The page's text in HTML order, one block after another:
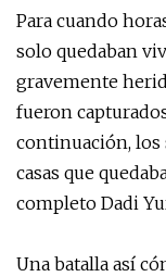
Para cuando
solo quedaban
gravemente
fueron
continuación, los
casas que
completo Dadi
Una batalla así